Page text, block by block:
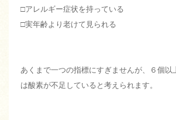
□アレルギー症状を持っている
□実年齢より老けて見られる
あくまで一つの指標にすぎませんが、６個以
は酸素が不足していると考えられます。